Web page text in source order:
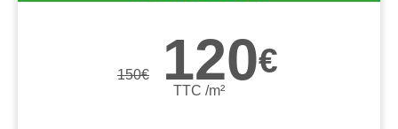
150€ 120€
TTC /m²